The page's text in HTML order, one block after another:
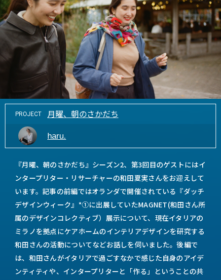
PROJECT 月曜、朝のさかだち
haru.
『月曜、朝のさかだち』シーズン2、第3回目のゲストにはイ
ンタープリター・リサーチャーの和田夏実さんをお迎えして
います。記事の前編ではオランダで開催されている『ダッチ
デザインウィーク』*①に出展していたMAGNET(和田さん所
属のデザインコレクティブ）展示について、現在イタリアの
ミラノを拠点にケアホームのインテリアデザインを研究する
和田さんの活動についてなどお話しを伺いました。後編で
は、和田さんがイタリアで過ごすなかで感じた自身のアイデ
ンティティや、インタープリターと「作る」ということの共